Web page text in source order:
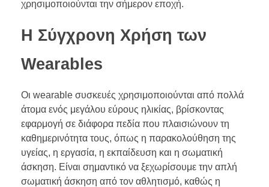
χρησιμοποιούνται την σήμερον εποχή.
Η Σύγχρονη Χρήση των
Wearables
Οι wearable συσκευές χρησιμοποιούνται από πολλά
άτομα ενός μεγάλου εύρους ηλικίας, βρίσκοντας
εφαρμογή σε διάφορα πεδία που πλαισιώνουν τη
καθημερινότητα τους, όπως η παρακολούθηση της
υγείας, η εργασία, η εκπαίδευση και η σωματική
άσκηση. Είναι σημαντικό να ξεχωρίσουμε την απλή
σωματική άσκηση από τον αθλητισμό, καθώς η